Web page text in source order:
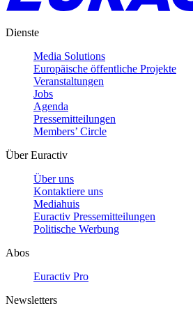
Dienste
Media Solutions
Europäische öffentliche Projekte
Veranstaltungen
Jobs
Agenda
Pressemitteilungen
Members’ Circle
Über Euractiv
Über uns
Kontaktiere uns
Mediahuis
Euractiv Pressemitteilungen
Politische Werbung
Abos
Euractiv Pro
Newsletters